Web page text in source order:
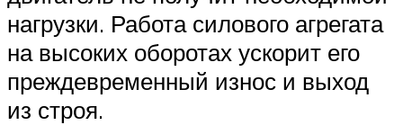
нагрузки. Работа силового агрегата
на высоких оборотах ускорит его
преждевременный износ и выход
из строя.